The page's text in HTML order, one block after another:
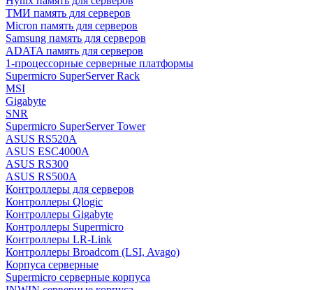
ТМИ память для серверов
Micron память для серверов
Samsung память для серверов
ADATA память для серверов
1-процессорные серверные платформы
Supermicro SuperServer Rack
MSI
Gigabyte
SNR
Supermicro SuperServer Tower
ASUS RS520A
ASUS ESC4000A
ASUS RS300
ASUS RS500A
Контроллеры для серверов
Контроллеры Qlogic
Контроллеры Gigabyte
Контроллеры Supermicro
Контроллеры LR-Link
Контроллеры Broadcom (LSI, Avago)
Корпуса серверные
Supermicro серверные корпуса